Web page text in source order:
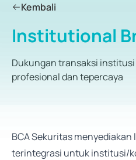
Kembali
Institutional
Dukungan transaksi
profesional dan tepercaya
BCA Sekuritas menyediakan
terintegrasi untuk institusi/